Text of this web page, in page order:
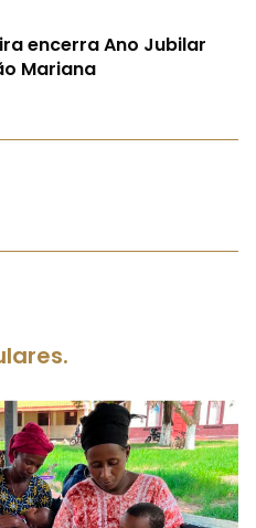
encerra Ano Jubilar
Mariana